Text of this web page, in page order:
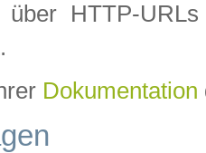
HTTP-
Dokumentation